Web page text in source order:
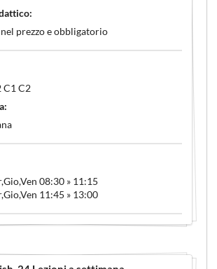
prezzo e obbligatorio
C1 C2
08:30 » 11:15
11:45 » 13:00